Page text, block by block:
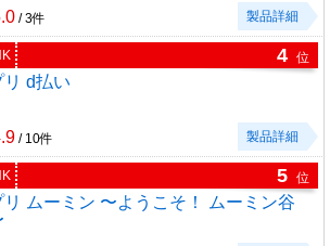
/ 3件 製品詳細
4 位
リ d払い
/ 10件 製品詳細
5 位
リ ムーミン 〜ようこそ！ ムーミン谷